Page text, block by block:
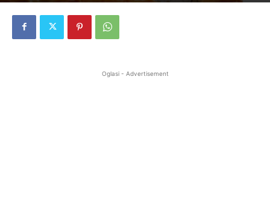
Oglasi - Advertisement